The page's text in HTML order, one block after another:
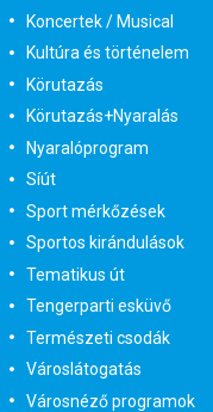
Koncertek / Musical
Kultúra és történelem
Körutazás
Körutazás+Nyaralás
Nyaralóprogram
Síút
Sport mérkőzések
Sportos kirándulások
Tematikus út
Tengerparti esküvő
Természeti csodák
Városlátogatás
Városnéző programok